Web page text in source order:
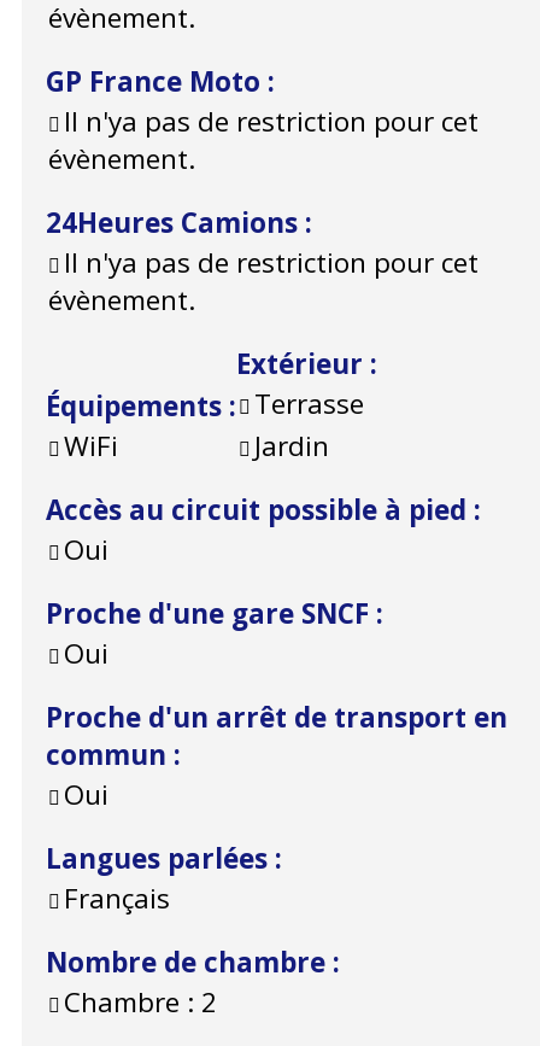
évènement.
GP France Moto :
Il n'ya pas de restriction pour cet
évènement.
24Heures Camions :
Il n'ya pas de restriction pour cet
évènement.
Équipements :
WiFi
Extérieur :
Terrasse
Jardin
Accès au circuit possible à pied :
Oui
Proche d'une gare SNCF :
Oui
Proche d'un arrêt de transport en
commun :
Oui
Langues parlées :
Français
Nombre de chambre :
Chambre : 2